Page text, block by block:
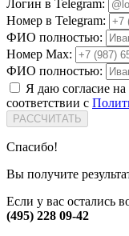
Логин в Telegram:
Номер в Telegram:
ФИО полностью:
Номер Max:
ФИО полностью:
Я даю согласие
соответствии с
РАССЧИТАТЬ
Спасибо!
Вы получите
Если у вас остались
(495) 228 09-42